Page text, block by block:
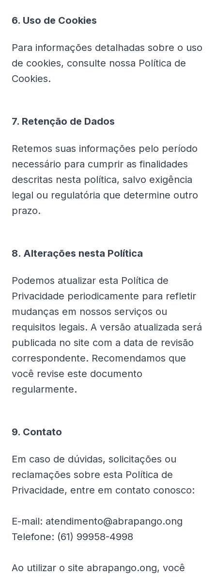
6. Uso de Cookies
Para informações detalhadas sobre o uso
de cookies, consulte nossa Política de
Cookies.
7. Retenção de Dados
Retemos suas informações pelo período
necessário para cumprir as finalidades
descritas nesta política, salvo exigência
legal ou regulatória que determine outro
prazo.
8. Alterações nesta Política
Podemos atualizar esta Política de
Privacidade periodicamente para refletir
mudanças em nossos serviços ou
requisitos legais. A versão atualizada será
publicada no site com a data de revisão
correspondente. Recomendamos que
você revise este documento
regularmente.
9. Contato
Em caso de dúvidas, solicitações ou
reclamações sobre esta Política de
Privacidade, entre em contato conosco:
E-mail: atendimento@abrapango.ong
Telefone: (61) 99958-4998
Ao utilizar o site abrapango.ong, você